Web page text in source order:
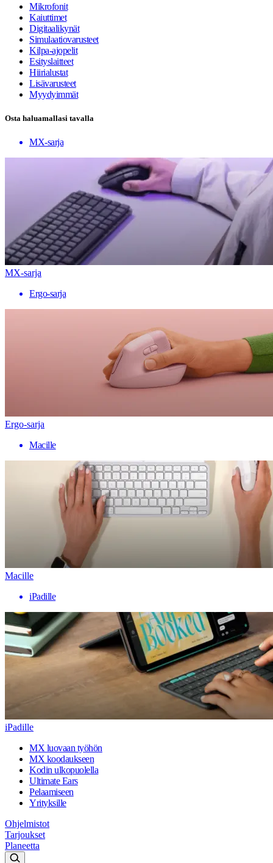
Mikrofonit
Kaiuttimet
Digitaalikynät
Simulaatiovarusteet
Kilpa-ajopelit
Esityslaitteet
Hiirialustat
Lisävarusteet
Myydyimmät
Osta haluamallasi tavalla
MX-sarja
MX-sarja
Ergo-sarja
Ergo-sarja
Macille
Macille
iPadille
iPadille
MX luovaan työhön
MX koodaukseen
Kodin ulkopuolella
Ultimate Ears
Pelaamiseen
Yrityksille
Ohjelmistot
Tarjoukset
Planeetta